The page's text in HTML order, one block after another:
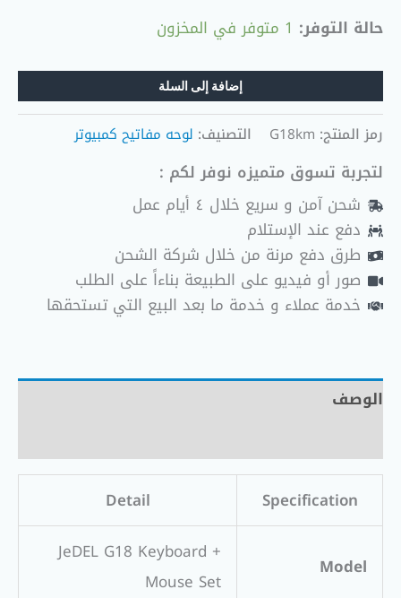
حالة التوفر: 1 متوفر في المخزون
إضافة إلى السلة
رمز المنتج: G18km التصنيف: لوحه مفاتيح كمبيوتر
لتجربة تسوق متميزه نوفر لكم :
شحن آمن و سريع خلال ٤ أيام عمل
دفع عند الإستلام
طرق دفع مرنة من خلال شركة الشحن
صور أو فيديو على الطبيعة بناءاً على الطلب
خدمة عملاء و خدمة ما بعد البيع التي تستحقها
الوصف
Specification
Detail
Model
JeDEL G18 Keyboard +
Mouse Set